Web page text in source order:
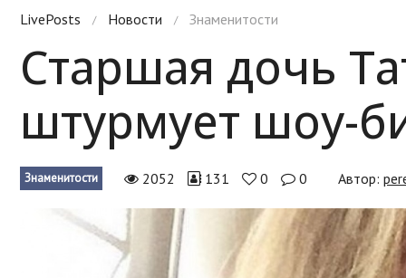
Новости
Экономика
Происшествия
Hi-Tech. Интернет
Россия
Наука и техника
Политика
LivePosts / Новости / Знаменитости
Старшая дочь
штурмует шоу-
Знаменитости 2052 131 0 0 Автор: